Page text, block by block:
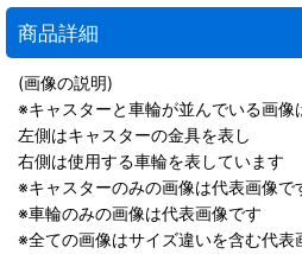
商品詳細
(画像の説明)
※キャスターと車輪が並んでいる画像
左側はキャスターの金具を表し
右側は使用する車輪を表しています
※キャスターのみの画像は代表画像で
※車輪のみの画像は代表画像です
※全ての画像はサイズ違いを含む代表